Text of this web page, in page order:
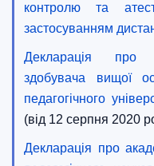
контролю та
застосуванням
Декларація про
здобувача вищої
педагогічного
(від 12 серпня 2020
Декларація про